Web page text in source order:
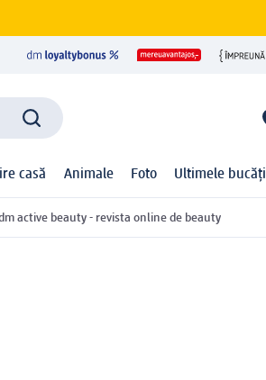
casă Animale Foto Ultimele bucăți
active beauty - revista online de beauty